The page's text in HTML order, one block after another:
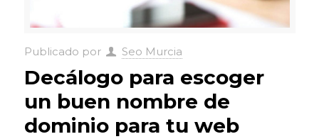
Publicado por Seo Murcia
Decálogo para escoger
un buen nombre de
dominio para tu web